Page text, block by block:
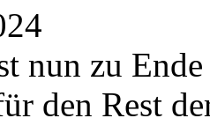
nun zu
den Rest